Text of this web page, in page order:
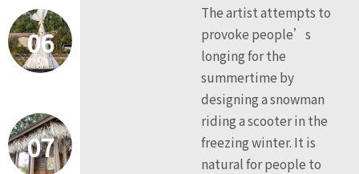
06
07
The artist attempts to
provoke people’s
longing for the
summertime by
designing a snowman
riding a scooter in the
freezing winter. It is
natural for people to